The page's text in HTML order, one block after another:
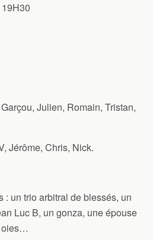
Julien, Romain, Tristan,
Jérôme, Chris, Nick.
: un trio arbitral de blessés, un
Luc B, un gonza, une épouse
oies…